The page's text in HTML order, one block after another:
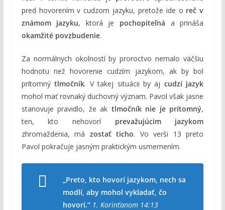
pred hovorením v cudzom jazyku, pretože ide o reč v
známom jazyku, ktorá je pochopiteľná a prináša
okamžité povzbudenie.
Za normálnych okolností by proroctvo nemalo väčšiu
hodnotu než hovorenie cudzím jazykom, ak by bol
prítomnýtlmočník. V takej situácii by aj cudzí jazyk
mohol mať rovnaký duchovný význam. Pavol však jasne
stanovuje pravidlo, že ak tlmočník nie je prítomný,
ten, kto nehovorí prevažujúcim jazykom
zhromaždenia, má zostať ticho. Vo verši 13 preto
Pavol pokračuje jasným praktickým usmernením.
„Preto, kto hovorí jazykom, nech sa
modlí, aby mohol vykladať, čo
hovorí.“ 1. Korinťanom 14:13